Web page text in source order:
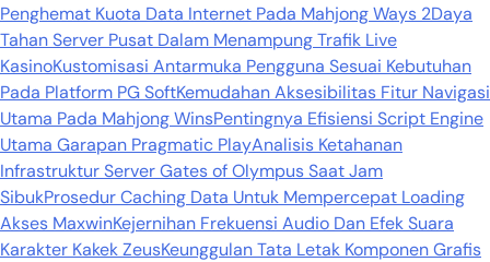
Penghemat Kuota Data Internet Pada Mahjong Ways 2Daya
Tahan Server Pusat Dalam Menampung Trafik Live
KasinoKustomisasi Antarmuka Pengguna Sesuai Kebutuhan
Pada Platform PG SoftKemudahan Aksesibilitas Fitur Navigasi
Utama Pada Mahjong WinsPentingnya Efisiensi Script Engine
Utama Garapan Pragmatic PlayAnalisis Ketahanan
Infrastruktur Server Gates of Olympus Saat Jam
SibukProsedur Caching Data Untuk Mempercepat Loading
Akses MaxwinKejernihan Frekuensi Audio Dan Efek Suara
Karakter Kakek ZeusKeunggulan Tata Letak Komponen Grafis